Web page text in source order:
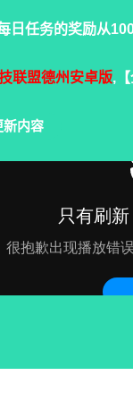
日任务的奖励从
联盟德州安卓版,【
新内容